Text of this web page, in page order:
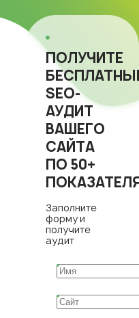
ПОЛУЧИТЕ
SEO-
АУДИТ
ВАШЕГО
САЙТА
ПО 50+
Заполните
форму и
получите
аудит